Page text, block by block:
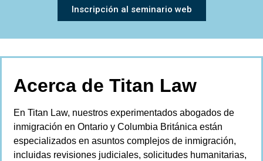
Inscripción al seminario web
Acerca de Titan Law
En Titan Law, nuestros experimentados abogados de
inmigración en Ontario y Columbia Británica están
especializados en asuntos complejos de inmigración,
incluidas revisiones judiciales, solicitudes humanitarias,